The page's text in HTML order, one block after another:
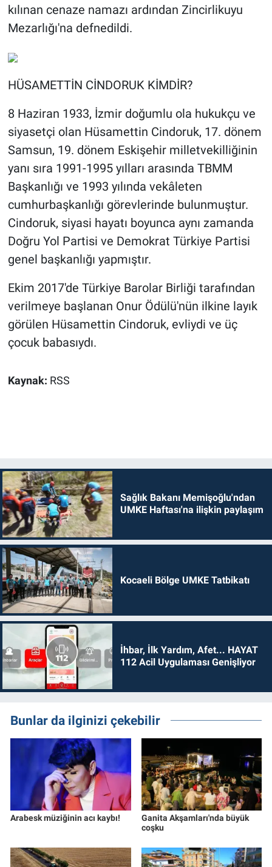
kılınan cenaze namazı ardından Zincirlikuyu
Mezarlığı'na defnedildi.
HÜSAMETTİN CİNDORUK KİMDİR?
8 Haziran 1933, İzmir doğumlu ola hukukçu ve
siyasetçi olan Hüsamettin Cindoruk, 17. dönem
Samsun, 19. dönem Eskişehir milletvekilliğinin
yanı sıra 1991-1995 yılları arasında TBMM
Başkanlığı ve 1993 yılında vekâleten
cumhurbaşkanlığı görevlerinde bulunmuştur.
Cindoruk, siyasi hayatı boyunca aynı zamanda
Doğru Yol Partisi ve Demokrat Türkiye Partisi
genel başkanlığı yapmıştır.
Ekim 2017'de Türkiye Barolar Birliği tarafından
verilmeye başlanan Onur Ödülü'nün ilkine layık
görülen Hüsamettin Cindoruk, evliydi ve üç
çocuk babasıydı.
Kaynak: RSS
Sağlık Bakanı Memişoğlu'ndan
UMKE Haftası'na ilişkin paylaşım
Kocaeli Bölge UMKE Tatbikatı
İhbar, İlk Yardım, Afet... HAYAT
112 Acil Uygulaması Genişliyor
Bunlar da ilginizi çekebilir
Arabesk müziğinin acı kaybı!
Ganita Akşamları'nda büyük
coşku